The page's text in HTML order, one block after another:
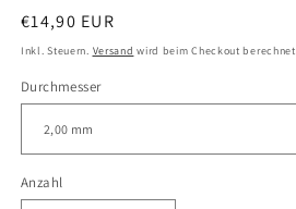
Normaler
Preis
€14,90 EUR
Inkl. Steuern. Versand wird beim Checkout berechnet
Durchmesser
Anzahl
Anzahl